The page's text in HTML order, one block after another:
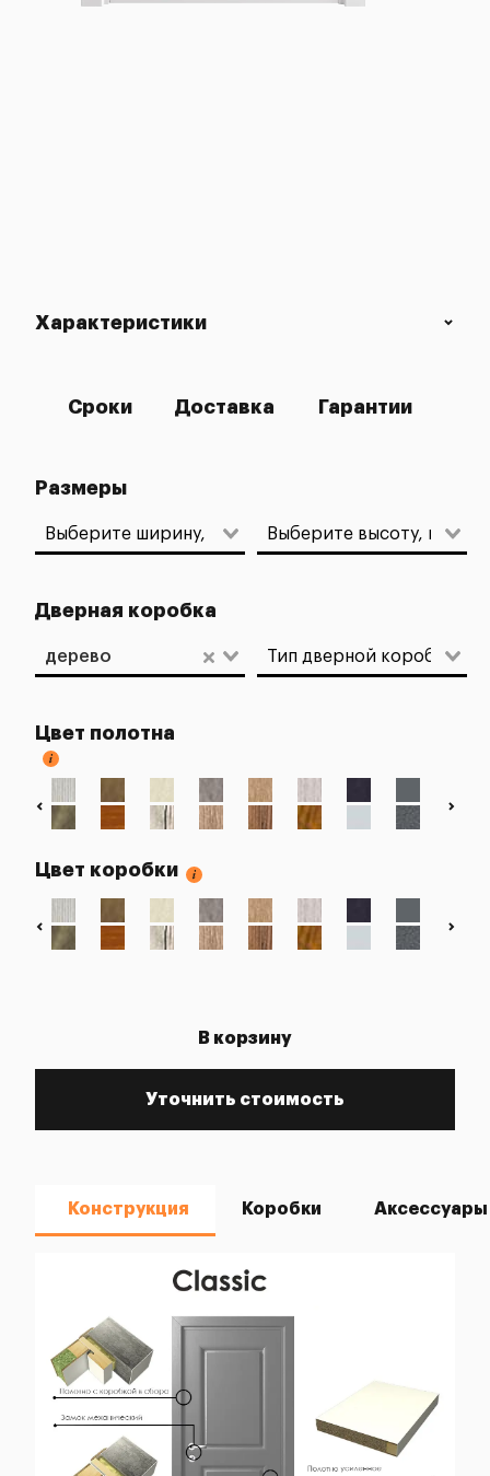
Характеристики
Гарантии
Доставка
Сроки
Размеры
Дверная коробка
дерево
Цвет полотна
Цвет коробки
В корзину
Уточнить стоимость
Конструкция Коробки Аксессуары